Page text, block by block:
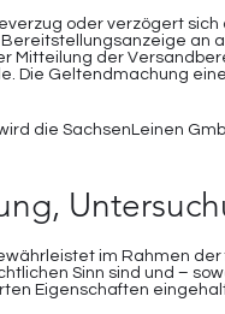
oder verzögert
an
Mitteilung der
Die Geltendmachung
die SachsenLeinen
im Rahmen
Sinn sind und –
Eigenschaften